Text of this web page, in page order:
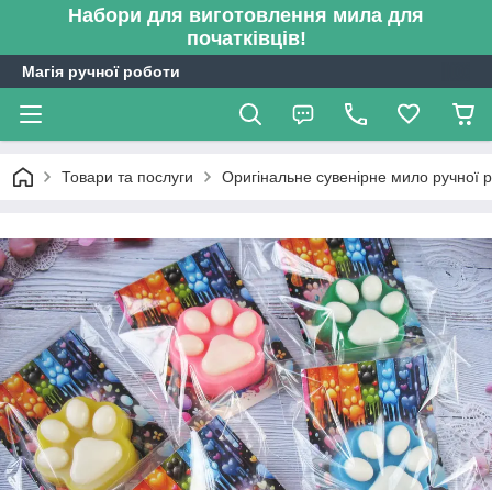
Набори для виготовлення мила для
початківців!
Магія ручної роботи
Товари та послуги Оригінальне сувенірне мило ручної